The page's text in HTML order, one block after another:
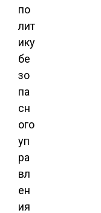
по
лит
ику
бе
зо
па
сн
ого
уп
ра
вл
ен
ия